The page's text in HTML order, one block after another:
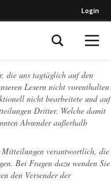
Login
die uns tagtäglich auf den
Lesern nicht vorenthalten
nicht bearbeitete und auf
Dritter. Welche damit
Absender außerhalb
verantwortlich, die
Bei Fragen dazu wenden Sie
den Versender der